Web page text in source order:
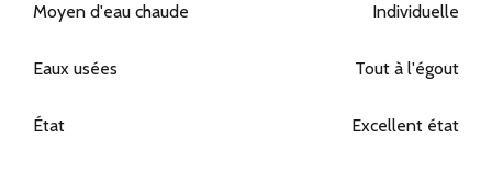
Moyen d'eau chaude Individuelle
Eaux usées Tout à l'égout
État Excellent état